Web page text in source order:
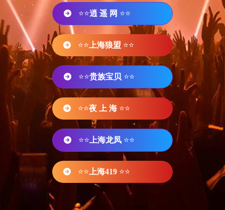
⭐⭐逍 遥 网 ⭐⭐
⭐⭐ 上海狼盟 ⭐⭐
⭐⭐贵族宝贝 ⭐⭐
⭐⭐夜 上 海 ⭐⭐
⭐⭐ 上海龙凤 ⭐⭐
⭐⭐ 上海419 ⭐⭐